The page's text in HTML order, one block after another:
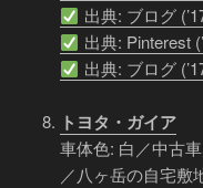
出典: ブログ
出典: Pinterest
出典: ブログ
トヨタ・ガイア
車体色: 白／中古
／八ヶ岳の自宅敷